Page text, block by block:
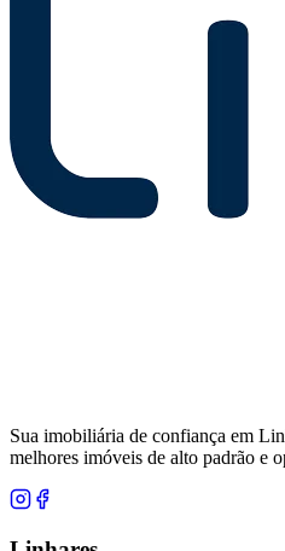
Sua imobiliária de confiança em
melhores imóveis de alto padrão e